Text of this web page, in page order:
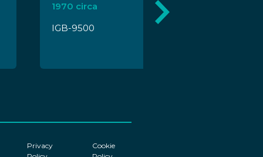
1970 circa
IGB-9500
Privacy
Cookie